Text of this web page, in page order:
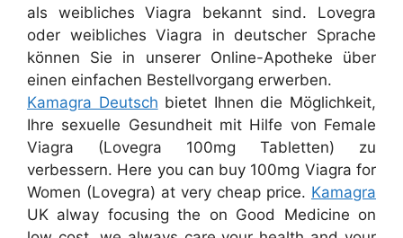
als weibliches Viagra bekannt sind. Lovegra
oder weibliches Viagra in deutscher Sprache
können Sie in unserer Online-Apotheke über
einen einfachen Bestellvorgang erwerben.
Kamagra Deutsch bietet Ihnen die Möglichkeit,
Ihre sexuelle Gesundheit mit Hilfe von Female
Viagra (Lovegra 100mg Tabletten) zu
verbessern. Here you can buy 100mg Viagra for
Women (Lovegra) at very cheap price. Kamagra
UK alway focusing the on Good Medicine on